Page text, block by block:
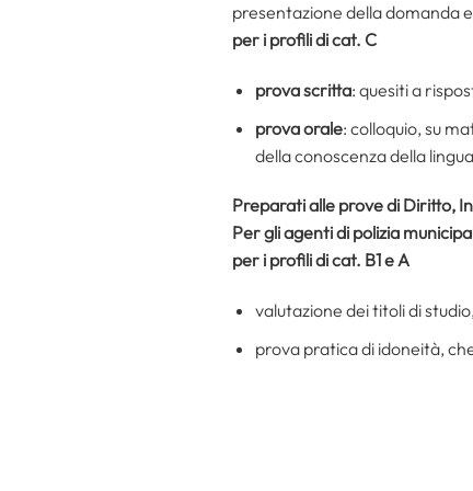
presentazione della domanda
per i profili di cat. C
prova scritta: quesiti a
prova orale: colloquio, su
della conoscenza della
Preparati alle prove di Diritto,
Per gli agenti di polizia
per i profili di cat. B1 e A
valutazione dei titoli di
prova pratica di idoneità,